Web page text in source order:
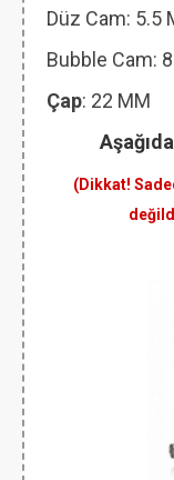
Düz Cam: 5.5
Bubble Cam:
Çap: 22 MM
(Dikkat!